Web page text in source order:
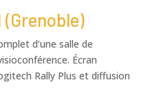
(Grenoble)
d’une salle de
Écran
Rally Plus et diffusion